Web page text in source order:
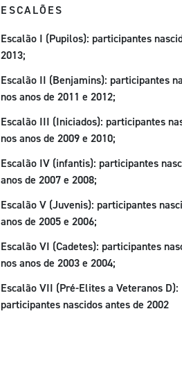
ESCALÕES
Escalão I (Pupilos): participantes
2013;
Escalão II (Benjamins): participantes
nos anos de 2011 e 2012;
Escalão III (Iniciados): participantes
nos anos de 2009 e 2010;
Escalão IV (infantis): participantes
anos de 2007 e 2008;
Escalão V (Juvenis): participantes
anos de 2005 e 2006;
Escalão VI (Cadetes): participantes
nos anos de 2003 e 2004;
Escalão VII (Pré-Elites a Veteranos D):
participantes nascidos antes de 2002